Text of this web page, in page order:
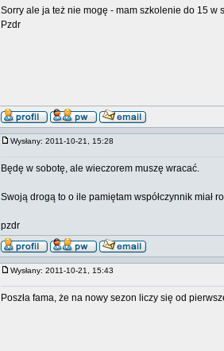
Sorry ale ja też nie mogę - mam szkolenie do 15
Pzdr
Wysłany: 2011-10-21, 15:28
Będę w sobotę, ale wieczorem muszę wracać.
Swoją drogą to o ile pamiętam współczynnik miał
pzdr
Wysłany: 2011-10-21, 15:43
Poszła fama, że na nowy sezon liczy się od